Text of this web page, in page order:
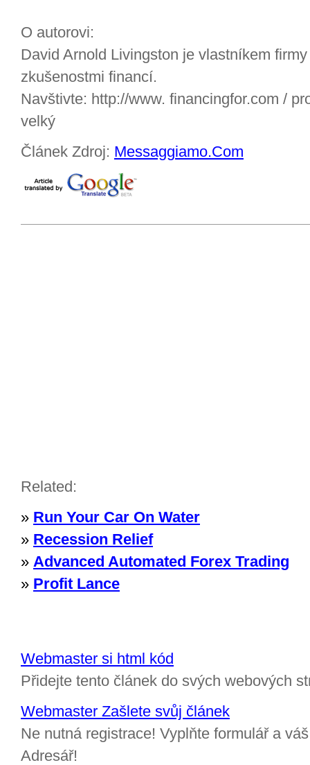
O autorovi:
David Arnold Livingston je vlastníkem
zkušenostmi financí.
Navštivte: http://www. financingfor.com /
velký
Článek Zdroj: Messaggiamo.Com
Related:
» Run Your Car On Water
» Recession Relief
» Advanced Automated Forex Trading
» Profit Lance
Webmaster si html kód
Přidejte tento článek do svých webových
Webmaster Zašlete svůj článek
Ne nutná registrace! Vyplňte formulář a
Adresář!